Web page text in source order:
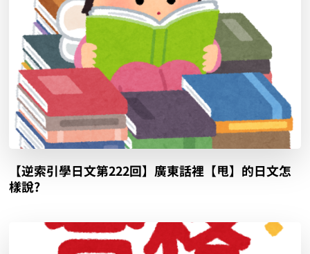
【逆索引學日文第222回】廣東話裡【甩】的日文怎
樣說?